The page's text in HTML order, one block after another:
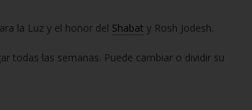
la Luz y el honor del Shabat y Rosh Jodesh.
todas las semanas. Puede cambiar o dividir su